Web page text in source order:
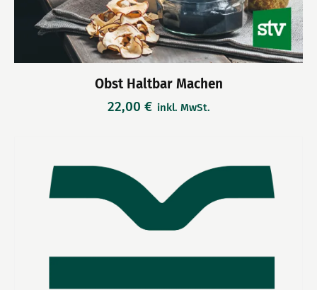
Obst Haltbar Machen
22,00 € inkl. MwSt.